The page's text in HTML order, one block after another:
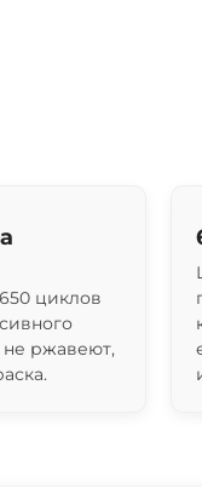
циклов
не ржавеют,